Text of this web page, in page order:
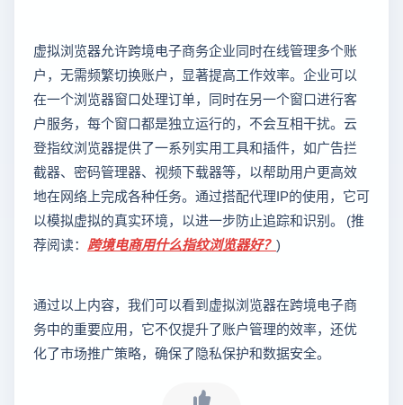
虚拟浏览器允许跨境电子商务企业同时在线管理多个账
户，无需频繁切换账户，显著提高工作效率。企业可以
在一个浏览器窗口处理订单，同时在另一个窗口进行客
户服务，每个窗口都是独立运行的，不会互相干扰。云
登指纹浏览器提供了一系列实用工具和插件，如广告拦
截器、密码管理器、视频下载器等，以帮助用户更高效
地在网络上完成各种任务。通过搭配代理IP的使用，它可
以模拟虚拟的真实环境，以进一步防止追踪和识别。 (推
荐阅读： 跨境电商用什么指纹浏览器好？ )
通过以上内容，我们可以看到虚拟浏览器在跨境电子商
务中的重要应用，它不仅提升了账户管理的效率，还优
化了市场推广策略，确保了隐私保护和数据安全。